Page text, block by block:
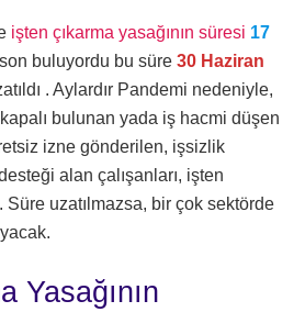
işten çıkarma yasağının süresi 17
buluyordu bu süre 30 Haziran
. Aylardır Pandemi nedeniyle,
bulunan yada iş hacmi düşen
izne gönderilen, işsizlik
alan çalışanları, işten
Süre uzatılmazsa, bir çok sektörde
Yasağının